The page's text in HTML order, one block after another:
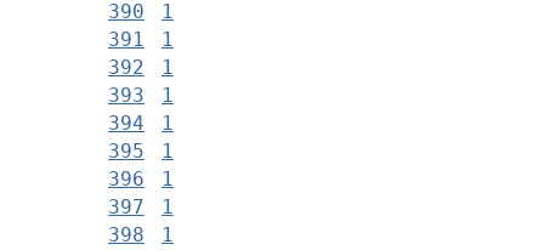
390
1
391
1
392
1
393
1
394
1
395
1
396
1
397
1
398
1